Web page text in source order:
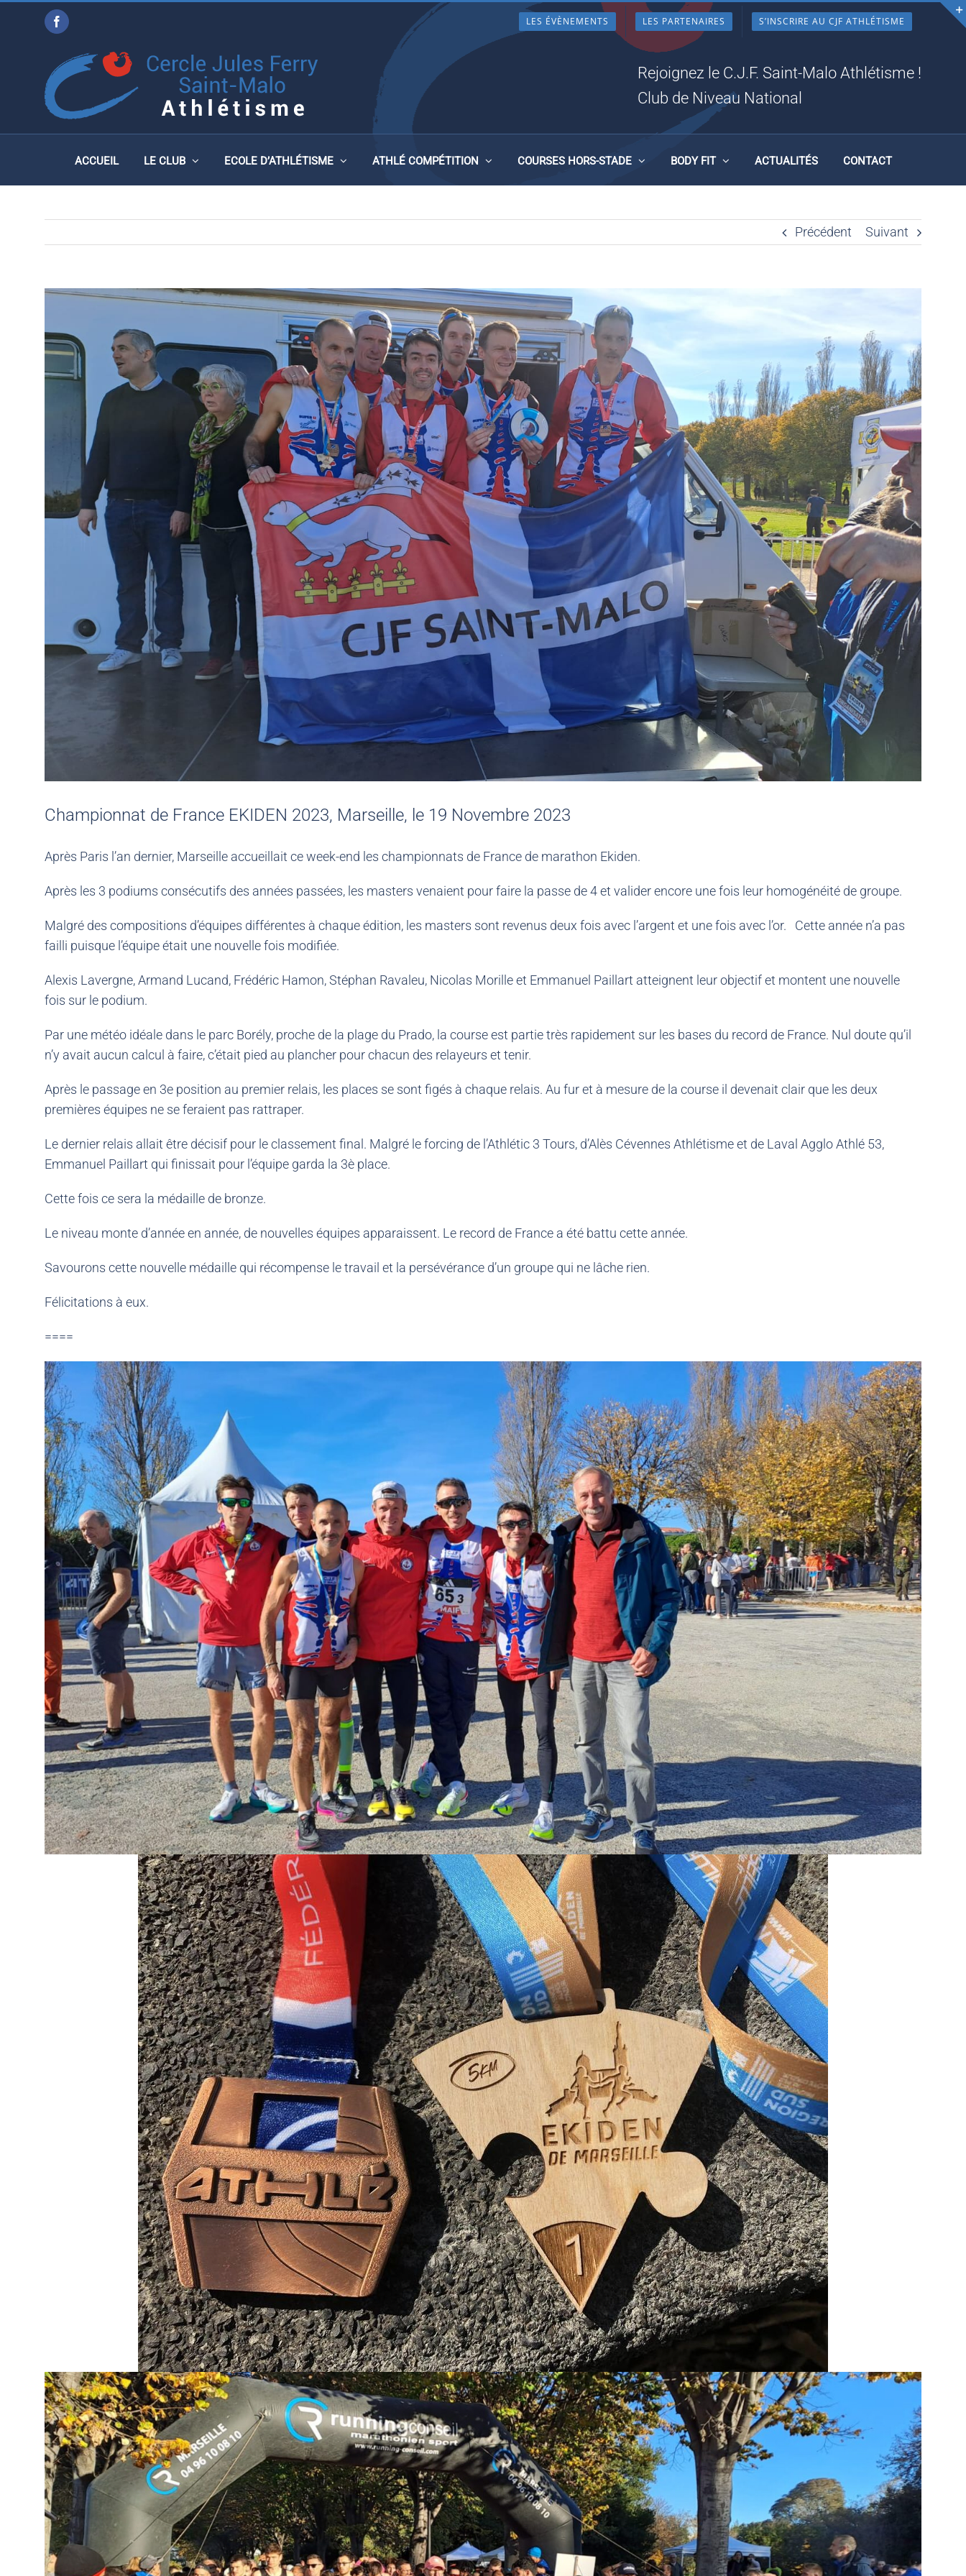
Facebook LES ÉVÈNEMENTS LES PARTENAIRES S’INSCRIRE AU CJF ATHLÉTISME
Rejoignez le C.J.F. Saint-Malo Athlétisme !
Club de Niveau National
ACCUEIL LE CLUB ECOLE D’ATHLÉTISME ATHLÉ COMPÉTITION COURSES HORS-STADE BODY FIT ACTUALITÉS CONTACT
CHAMPIONNAT DE FRANCE EKIDEN 2023, MARSEILLE, LE
19 NOVEMBRE 2023
Précédent Suivant
Championnat de France EKIDEN 2023, Marseille, le 19 Novembre 2023
Après Paris l’an dernier, Marseille accueillait ce week-end les championnats de France de marathon Ekiden.
Après les 3 podiums consécutifs des années passées, les masters venaient pour faire la passe de 4 et valider encore une fois leur homogénéité de groupe.
Malgré des compositions d’équipes différentes à chaque édition, les masters sont revenus deux fois avec l’argent et une fois avec l’or. Cette année n’a pas
failli puisque l’équipe était une nouvelle fois modifiée.
Alexis Lavergne, Armand Lucand, Frédéric Hamon, Stéphan Ravaleu, Nicolas Morille et Emmanuel Paillart atteignent leur objectif et montent une nouvelle
fois sur le podium.
Par une météo idéale dans le parc Borély, proche de la plage du Prado, la course est partie très rapidement sur les bases du record de France. Nul doute qu’il
n’y avait aucun calcul à faire, c’était pied au plancher pour chacun des relayeurs et tenir.
Après le passage en 3e position au premier relais, les places se sont figés à chaque relais. Au fur et à mesure de la course il devenait clair que les deux
premières équipes ne se feraient pas rattraper.
Le dernier relais allait être décisif pour le classement final. Malgré le forcing de l’Athlétic 3 Tours, d’Alès Cévennes Athlétisme et de Laval Agglo Athlé 53,
Emmanuel Paillart qui finissait pour l’équipe garda la 3è place.
Cette fois ce sera la médaille de bronze.
Le niveau monte d’année en année, de nouvelles équipes apparaissent. Le record de France a été battu cette année.
Savourons cette nouvelle médaille qui récompense le travail et la persévérance d’un groupe qui ne lâche rien.
Félicitations à eux.
====